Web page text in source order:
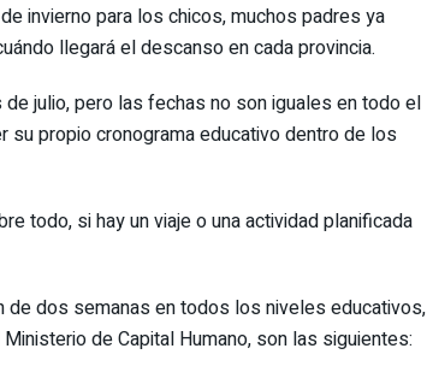
invierno para los chicos, muchos padres ya
llegará el descanso en cada provincia.
julio, pero las fechas no son iguales en todo el
su propio cronograma educativo dentro de los
todo, si hay un viaje o una actividad planificada
de dos semanas en todos los niveles educativos,
de Capital Humano, son las siguientes: